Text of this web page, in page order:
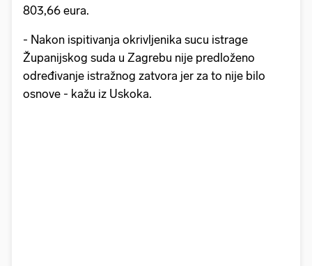
803,66 eura.
- Nakon ispitivanja okrivljenika sucu istrage
Županijskog suda u Zagrebu nije predloženo
određivanje istražnog zatvora jer za to nije bilo
osnove - kažu iz Uskoka.